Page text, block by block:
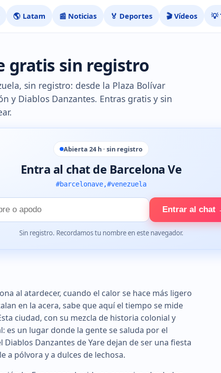
🌎 Latam 📰 Noticias 🏅 Deportes 🎬 Vídeos 💡
gratis sin registro
sin registro: desde la Plaza Bolívar
y Diablos Danzantes. Entras gratis y sin
Abierta 24 h · sin registro
Entra al chat de Barcelona Ve
#barcelonave,#venezuela
Entrar al chat
Sin registro. Recordamos tu nombre en este navegador.
al atardecer, cuando el calor se hace más ligero
en la acera, sabe que aquí el tiempo se mide
ciudad, con su mezcla de historia colonial y
es un lugar donde la gente se saluda por el
Danzantes de Yare dejan de ser una fiesta
a pólvora y a dulces de lechosa.